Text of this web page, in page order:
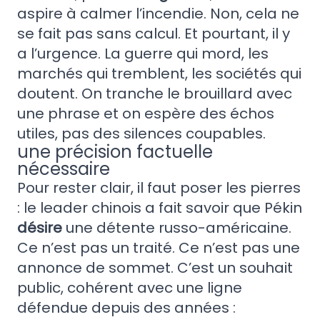
aspire à calmer l’incendie. Non, cela ne
se fait pas sans calcul. Et pourtant, il y
a l’urgence. La guerre qui mord, les
marchés qui tremblent, les sociétés qui
doutent. On tranche le brouillard avec
une phrase et on espère des échos
utiles, pas des silences coupables.
une précision factuelle
nécessaire
Pour rester clair, il faut poser les pierres
: le leader chinois a fait savoir que Pékin
désire une détente russo-américaine.
Ce n’est pas un traité. Ce n’est pas une
annonce de sommet. C’est un souhait
public, cohérent avec une ligne
défendue depuis des années :